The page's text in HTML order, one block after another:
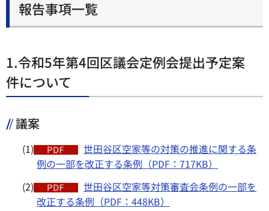
報告事項一覧
1.令和5年第4回区議会定例会提出予定案
件について
議案
(1)
世田谷区空家等の対策の推進に関する条
例の一部を改正する条例（PDF：717KB）
(2)
世田谷区空家等対策審査会条例の一部を
改正する条例（PDF：448KB）